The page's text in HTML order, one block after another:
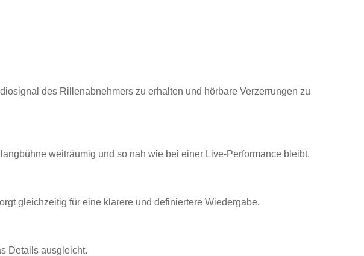
des Rillenabnehmers zu erhalten und hörbare Verzerrungen zu
weiträumig und so nah wie bei einer Live-Performance bleibt.
gleichzeitig für eine klarere und definiertere Wiedergabe.
Details ausgleicht.